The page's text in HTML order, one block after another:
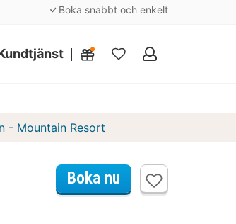
Boka snabbt och enkelt
Mina
- Mountain Resort
Boka nu